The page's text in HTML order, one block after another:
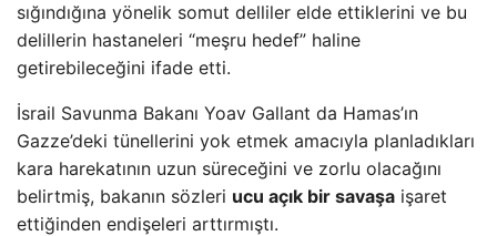
sığındığına yönelik somut delliler elde ettiklerini ve bu
delillerin hastaneleri “meşru hedef” haline
getirebileceğini ifade etti.
İsrail Savunma Bakanı Yoav Gallant da Hamas’ın
Gazze’deki tünellerini yok etmek amacıyla planladıkları
kara harekatının uzun süreceğini ve zorlu olacağını
belirtmiş, bakanın sözleri ucu açık bir savaşa işaret
ettiğinden endişeleri arttırmıştı.